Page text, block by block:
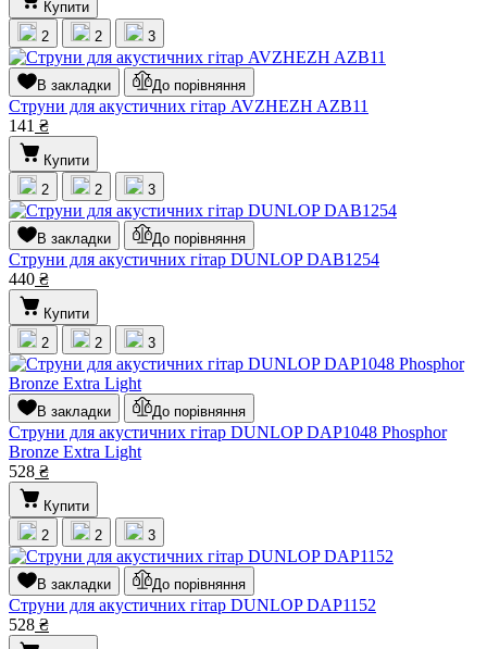
Купити
2
2 3
В закладки До порівняння
Струни для акустичних гітар AVZHEZH AZB11
141 ₴
Купити
2
2 3
В закладки До порівняння
Струни для акустичних гітар DUNLOP DAB1254
440 ₴
Купити
2
2 3
В закладки До порівняння
Струни для акустичних гітар DUNLOP DAP1048 Phosphor
Bronze Extra Light
528 ₴
Купити
2
2 3
В закладки До порівняння
Струни для акустичних гітар DUNLOP DАP1152
528 ₴